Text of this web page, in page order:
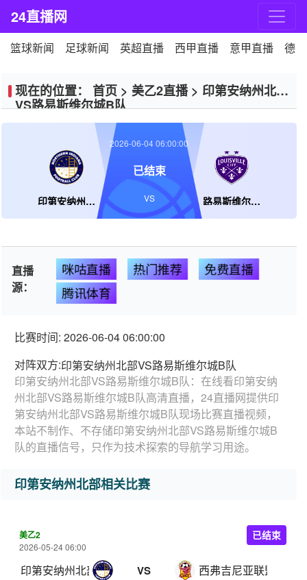
24直播网
篮球新闻 足球新闻 英超直播 西甲直播 意甲直播 德
现在的位置： 首页 > 美乙2直播> 印第安纳州北部
VS路易斯维尔城B队
印第安纳州北部 路易斯维尔城B队
2026-06-04 06:00:00
已结束
VS
直播
源：
咪咕直播 热门推荐
免费直播
腾讯体育
比赛时间: 2026-06-04 06:00:00
对阵双方:印第安纳州北部VS路易斯维尔城B队
印第安纳州北部VS路易斯维尔城B队：在线看印第安纳
州北部VS路易斯维尔城B队高清直播，24直播网提供印
第安纳州北部VS路易斯维尔城B队现场比赛直播视频，
本站不制作、不存储印第安纳州北部VS路易斯维尔城B
队的直播信号，只作为技术探索的导航学习用途。
印第安纳州北部相关比赛
美乙2
2026-05-24 06:00
印第安纳州北部 VS 西弗吉尼亚联盟
已结束